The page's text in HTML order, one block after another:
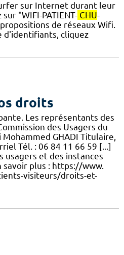
sur Internet durant leur
"WIFI-PATIENT- CHU-
de réseaux Wifi.
d'identifiants, cliquez
droits
Les représentants des
des Usagers du
GHADI Titulaire,
Tél. : 06 84 11 66 59 [...]
et des instances
plus : https://www.
visiteurs/droits-et-